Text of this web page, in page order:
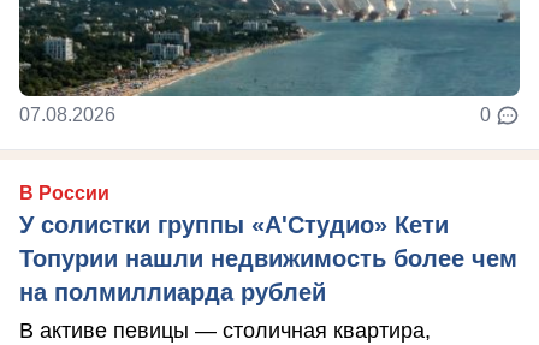
07.08.2026 0
В России
У солистки группы «А'Студио» Кети
Топурии нашли недвижимость более чем
на полмиллиарда рублей
В активе певицы — столичная квартира,